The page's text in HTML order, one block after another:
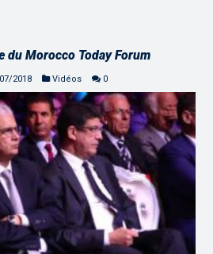
du Morocco Today Forum
2018 Vidéos 0